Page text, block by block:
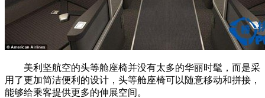
美利坚航空的头等舱座椅并没有太多的华丽时髦，而是采
用了更加简洁便利的设计，头等舱座椅可以随意移动和拼接，
能够给乘客提供更多的伸展空间。